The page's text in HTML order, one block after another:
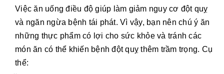
Việc ăn uống điều độ giúp làm giảm nguy cơ đột quỵ
và ngăn ngừa bệnh tái phát. Vì vậy, bạn nên chú ý ăn
những thực phẩm có lợi cho sức khỏe và tránh các
món ăn có thể khiến bệnh đột quỵ thêm trầm trọng. Cụ
thể: